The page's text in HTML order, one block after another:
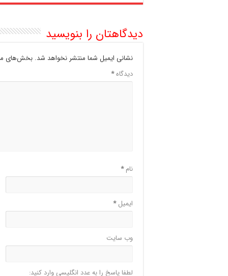
دیدگاهتان را بنویسید
نشانی ایمیل شما منتشر نخواهد شد. بخش‌های
دیدگاه*
نام*
ایمیل*
وب‌ سایت
لطفا پاسخ را به عدد انگلیسی وارد کنید: